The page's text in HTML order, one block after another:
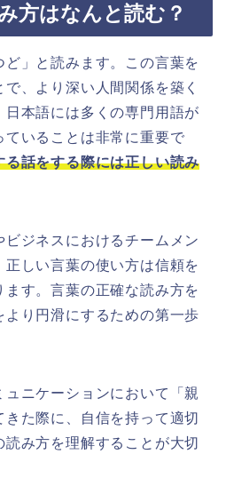
方はなんと読む？
ど」と読みます。この言葉を
、より深い人間関係を築く
本語には多くの専門用語が
ていることは非常に重要で
る話をする際には正しい読み
ジネスにおけるチームメン
しい言葉の使い方は信頼を
す。言葉の正確な読み方を
り円滑にするための第一歩
ニケーションにおいて「親
た際に、自信を持って適切
み方を理解することが大切